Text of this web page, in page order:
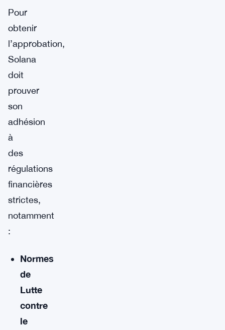
Pour
obtenir
l’approbation,
Solana
doit
prouver
son
adhésion
à
des
régulations
financières
strictes,
notamment
:
Normes
de
Lutte
contre
le